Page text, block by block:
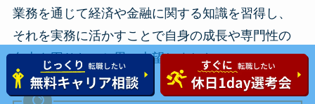
業務を通じて経済や金融に関する知識を習得し、
それを実務に活かすことで自身の成長や専門性の
向上を図りたいと思い志望しました。